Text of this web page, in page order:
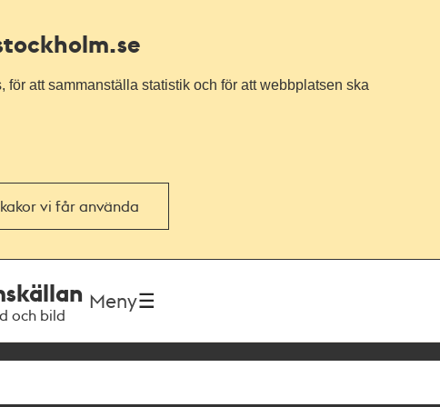
att sammanställa statistik och för att webbplatsen ska
vi får använda
och bild
Meny